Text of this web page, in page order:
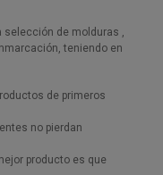
selección de molduras ,
teniendo en
de primeros
no pierdan
producto es que